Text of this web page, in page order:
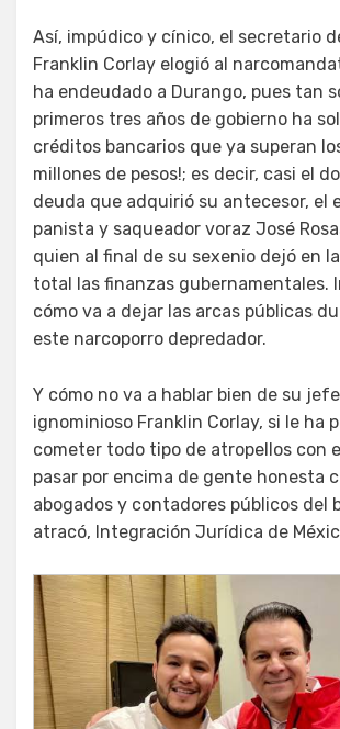
Así, impúdico y cínico, el secretario
Franklin Corlay elogió al
ha endeudado a Durango, pues tan
primeros tres años de gobierno ha
créditos bancarios que ya superan los
millones de pesos!; es decir, casi el
deuda que adquirió su antecesor, el
panista y saqueador voraz José
quien al final de su sexenio dejó en
total las finanzas gubernamentales.
cómo va a dejar las arcas públicas
este narcoporro depredador.
Y cómo no va a hablar bien de su jefe
ignominioso Franklin Corlay, si le ha
cometer todo tipo de atropellos con
pasar por encima de gente honesta
abogados y contadores públicos del
atracó, Integración Jurídica de